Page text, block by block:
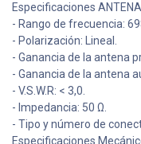
Especificaciones ANTENA
- Rango de frecuencia:
- Polarización: Lineal.
- Ganancia de la antena
- Ganancia de la antena
- V.S.W.R: < 3,0.
- Impedancia: 50 Ω.
- Tipo y número de
Especificaciones